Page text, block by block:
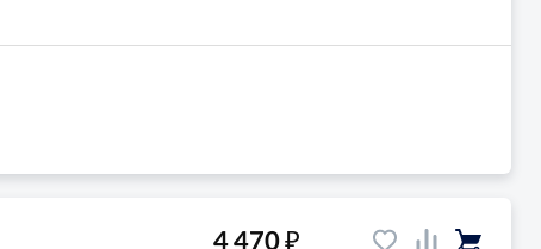
4 470₽